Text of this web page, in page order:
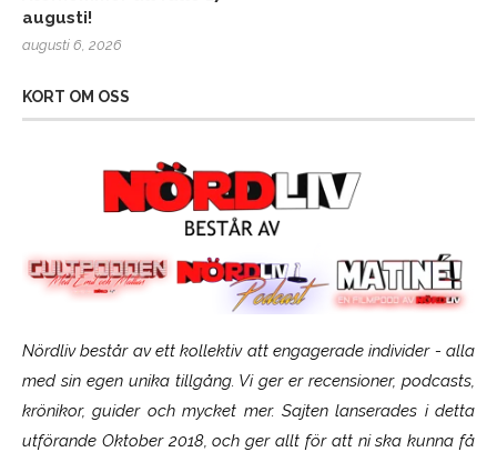
augusti!
augusti 6, 2026
KORT OM OSS
Nördliv består av ett kollektiv att engagerade individer - alla
med sin egen unika tillgång. Vi ger er recensioner, podcasts,
krönikor, guider och mycket mer. Sajten lanserades i detta
utförande Oktober 2018, och ger allt för att ni ska kunna få